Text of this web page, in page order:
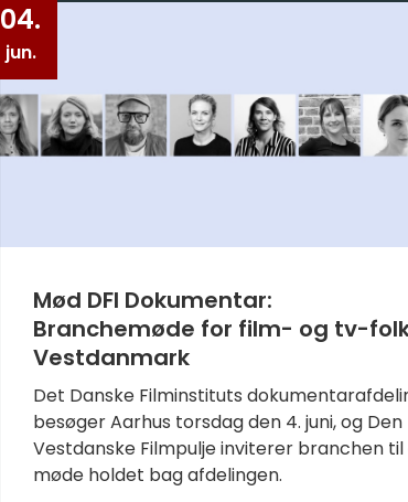
04.
jun.
Mød DFI Dokumentar:
Branchemøde for film- og tv-
Vestdanmark
Det Danske Filminstituts
besøger Aarhus torsdag den 4. juni, og Den
Vestdanske Filmpulje inviterer branchen
møde holdet bag afdelingen.